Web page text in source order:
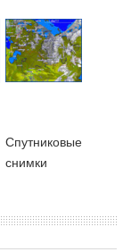
Cпутниковые
снимки